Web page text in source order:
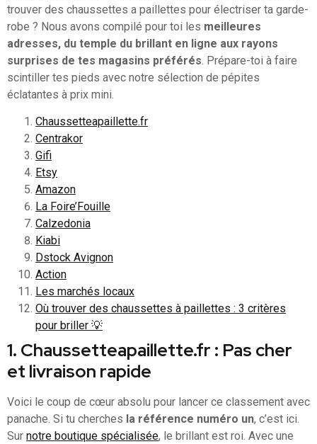
trouver des chaussettes a paillettes pour électriser ta garde-
robe ? Nous avons compilé pour toi les meilleures
adresses, du temple du brillant en ligne aux rayons
surprises de tes magasins préférés. Prépare-toi à faire
scintiller tes pieds avec notre sélection de pépites
éclatantes à prix mini.
Chaussetteapaillette.fr
Centrakor
Gifi
Etsy
Amazon
La Foire’Fouille
Calzedonia
Kiabi
Dstock Avignon
Action
Les marchés locaux
Où trouver des chaussettes à paillettes : 3 critères
pour briller 💡
1. Chaussetteapaillette.fr : Pas cher
et livraison rapide
Voici le coup de cœur absolu pour lancer ce classement avec
panache. Si tu cherches la référence numéro un, c’est ici.
Sur notre boutique spécialisée, le brillant est roi. Avec une